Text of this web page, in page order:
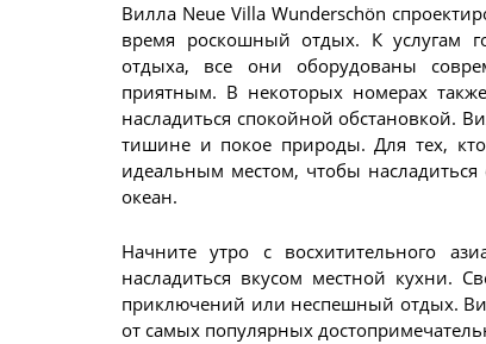
Вилла Neue Villa Wunderschön
время роскошный отдых. К услугам
отдыха, все они оборудованы
приятным. В некоторых номерах
насладиться спокойной обстановкой.
тишине и покое природы. Для тех,
идеальным местом, чтобы
океан.
Начните утро с восхитительного
насладиться вкусом местной кухни.
приключений или неспешный отдых.
от самых популярных